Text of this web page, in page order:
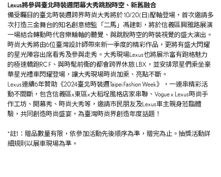
Lexus將參與臺北時裝週閉幕大秀跳脫時空、新舊融合
備受矚目的臺北時裝週跨界時尚大秀將於 10/20(日)壓軸登場，首次邀請多
次打造三金舞台的知名創意總監「二馬」馮建彰，將於信義區興雅路展演
一場結合轉動時代音樂輪軸的聽覺、與跳脫時空的時裝視覺的盛大演出。
時尚大秀將由6位臺灣設計師帶來新一季度的精彩作品，更將有盛大閃耀
的星光陣容出席看秀及參與走秀。大秀現場Lexus也將展示富有跑格魅力
的極速轎跑RC F、與時髦前衛的都會跨界休旅 LBX，並安排眾星們乘坐豪
華星光禮車閃耀登場，讓大秀現場時尚加乘、亮點不斷。
Lexus連續6年贊助《2024臺北時裝週Taipei Fashion Week》，一連串精彩活
動不間斷，包含信義區x東區x大稻埕風格店家串聯、Vogue x Lexus時尚手
作工坊、開幕秀、時尚大秀等，邀請市民朋友及Lexus車主親身蒞臨體
驗，共同創造時尚盛宴，為臺灣時尚界創造年度話題！
*註1：贈品數量有限，依參加活動先後順序為準，贈完為止。抽獎活動詳
細規則以展車現場為準。